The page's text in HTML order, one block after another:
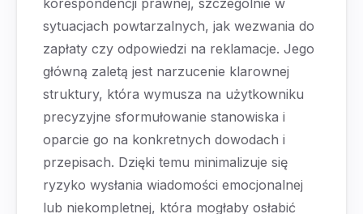
korespondencji prawnej, szczególnie w
sytuacjach powtarzalnych, jak wezwania do
zapłaty czy odpowiedzi na reklamacje. Jego
główną zaletą jest narzucenie klarownej
struktury, która wymusza na użytkowniku
precyzyjne sformułowanie stanowiska i
oparcie go na konkretnych dowodach i
przepisach. Dzięki temu minimalizuje się
ryzyko wysłania wiadomości emocjonalnej
lub niekompletnej, która mogłaby osłabić